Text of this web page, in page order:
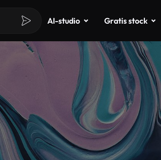
AI-studio Gratis stock